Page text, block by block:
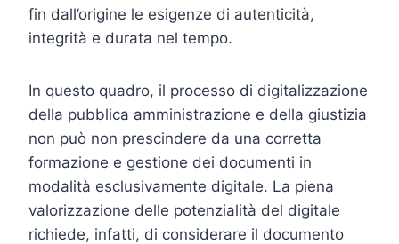
fin dall’origine le esigenze di autenticità,
integrità e durata nel tempo.
In questo quadro, il processo di digitalizzazione
della pubblica amministrazione e della giustizia
non può non prescindere da una corretta
formazione e gestione dei documenti in
modalità esclusivamente digitale. La piena
valorizzazione delle potenzialità del digitale
richiede, infatti, di considerare il documento